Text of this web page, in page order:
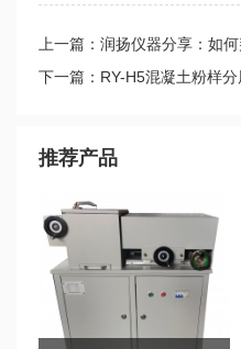
上一篇：润扬仪器分享：如
老化？
下一篇：RY-H5混凝土粉样
推荐产品